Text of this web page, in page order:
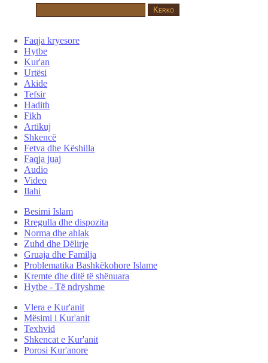
Faqja kryesore
Hytbe
Kur'an
Urtësi
Akide
Tefsir
Hadith
Fikh
Artikuj
Shkencë
Fetva dhe Këshilla
Faqja juaj
Audio
Video
Ilahi
Besimi Islam
Rregulla dhe dispozita
Norma dhe ahlak
Zuhd dhe Dëlirje
Gruaja dhe Familja
Problematika Bashkëkohore Islame
Kremte dhe ditë të shënuara
Hytbe - Të ndryshme
Vlera e Kur'anit
Mësimi i Kur'anit
Texhvid
Shkencat e Kur'anit
Porosi Kur'anore